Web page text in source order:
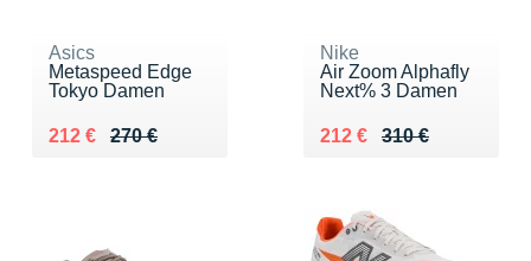
Asics
Metaspeed Edge
Tokyo Damen
270 €
Au lieu de 270 €
212 €
Vendu 212 €
Nike
Air Zoom Alphafly
Next% 3 Damen
310 €
Au lieu de 310 €
212 €
Vendu 212 €